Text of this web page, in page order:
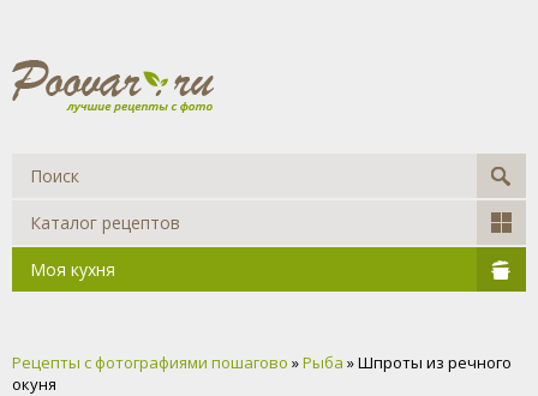
Каталог рецептов
Моя кухня
Рецепты с фотографиями пошагово »Рыба » Шпроты из речного
окуня